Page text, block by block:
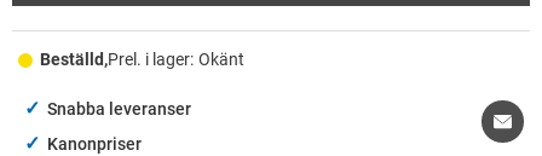
Beställd,Prel. i lager: Okänt
✓ Snabba leveranser
✓ Kanonpriser